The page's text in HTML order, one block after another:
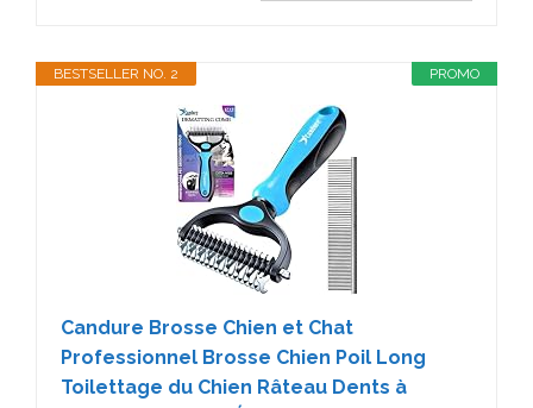
PROMO
BESTSELLER NO. 2
Candure Brosse Chien et Chat
Professionnel Brosse Chien Poil Long
Toilettage du Chien Râteau Dents à